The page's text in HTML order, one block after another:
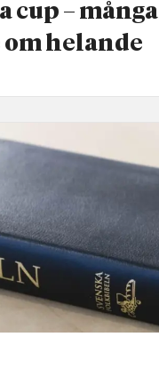
cup – många
helande